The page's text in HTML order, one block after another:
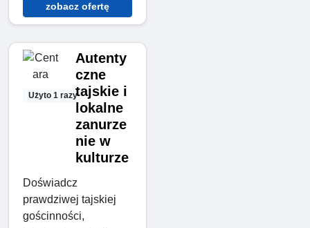
zobacz ofertę
Użyto 1 razy
Autenty
czne
tajskie i
lokalne
zanurze
nie w
kulturze
Doświadcz
prawdziwej tajskiej
gościnności,